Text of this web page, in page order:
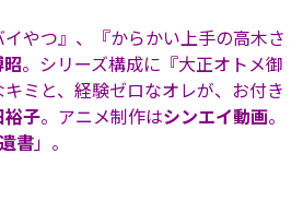
やつ』、『からかい上手の高木さ
。シリーズ構成に『大正オトメ御
ミと、経験ゼロなオレが、お付き
裕子。アニメ制作はシンエイ動画。
遺書」。